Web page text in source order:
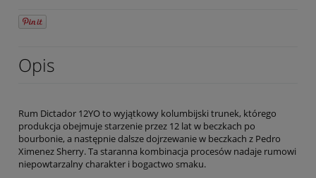
Opis
Rum Dictador 12YO to wyjątkowy kolumbijski trunek, którego
produkcja obejmuje starzenie przez 12 lat w beczkach po
bourbonie, a następnie dalsze dojrzewanie w beczkach z Pedro
Ximenez Sherry. Ta staranna kombinacja procesów nadaje rumowi
niepowtarzalny charakter i bogactwo smaku.